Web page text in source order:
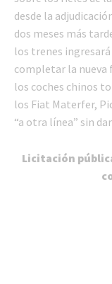
desde la
dos meses más
los trenes
completar la nueva
los coches chinos
los Fiat Materfer,
“a otra línea” sin
Licitación